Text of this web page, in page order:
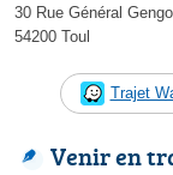
30 Rue Général
54200 Toul
Trajet
Venir en